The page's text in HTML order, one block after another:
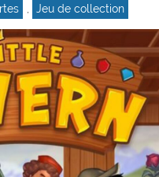
Jeu de collection